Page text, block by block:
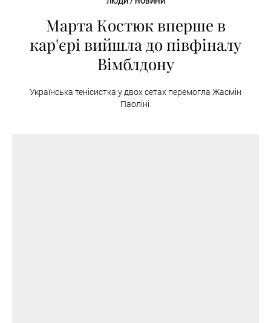
Марта Костюк вперше в
кар'єрі вийшла до півфіналу
Вімблдону
Українська тенісистка у двох сетах перемогла Жасмін
Паоліні